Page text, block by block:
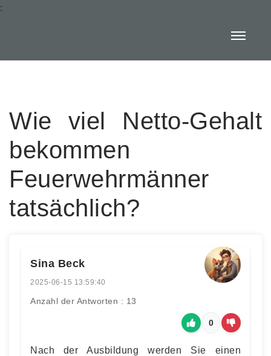
:
Wie viel Netto-Gehalt
bekommen
Feuerwehrmänner
tatsächlich?
Sina Beck
2025-06-15 13:59:40
Anzahl der Antworten : 13
0
Nach der Ausbildung werden Sie einen